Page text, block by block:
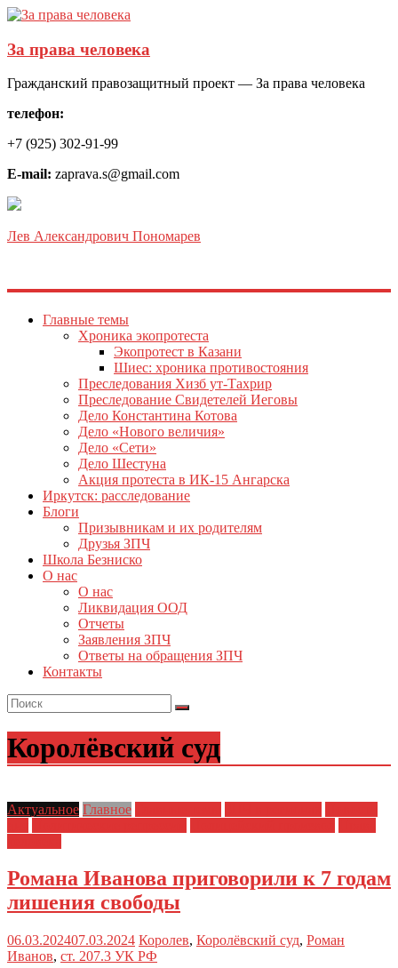
За права человека
Гражданский правозащитный проект — За права человека
телефон:
+7 (925) 302-91-99
E-mail: zaprava.s@gmail.com
Лев Александрович Пономарев
Главные темы
Хроника экопротеста
Экопротест в Казани
Шиес: хроника противостояния
Преследования Хизб ут-Тахрир
Преследование Свидетелей Иеговы
Дело Константина Котова
Дело «Нового величия»
Дело «Сети»
Дело Шестуна
Акция протеста в ИК-15 Ангарска
Иркутск: расследование
Блоги
Призывникам и их родителям
Друзья ЗПЧ
Школа Безниско
О нас
О нас
Ликвидация ООД
Отчеты
Заявления ЗПЧ
Ответы на обращения ЗПЧ
Контакты
Королёвский суд
Актуальное Главное
Романа Иванова приговорили к 7 годам
лишения свободы
06.03.202407.03.2024 Королев, Королёвский суд, Роман
Иванов, ст. 207.3 УК РФ